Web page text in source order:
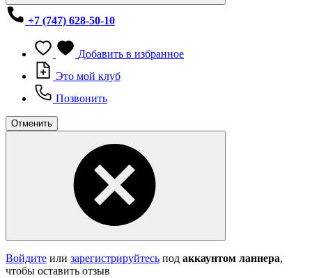
+7 (747) 628-50-10
Добавить в избранное
Это мой клуб
Позвонить
Отменить
Войдите или зарегистрируйтесь под аккаунтом ланнера,
чтобы оставить отзыв